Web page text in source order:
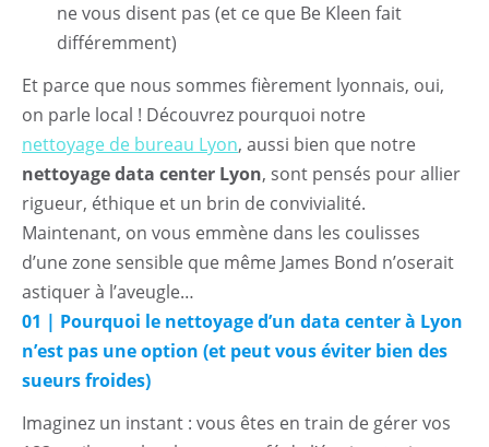
ne vous disent pas (et ce que Be Kleen fait
différemment)
Et parce que nous sommes fièrement lyonnais, oui,
on parle local ! Découvrez pourquoi notre
nettoyage de bureau Lyon, aussi bien que notre
nettoyage data center Lyon, sont pensés pour allier
rigueur, éthique et un brin de convivialité.
Maintenant, on vous emmène dans les coulisses
d’une zone sensible que même James Bond n’oserait
astiquer à l’aveugle…
01 | Pourquoi le nettoyage d’un data center à Lyon
n’est pas une option (et peut vous éviter bien des
sueurs froides)
Imaginez un instant : vous êtes en train de gérer vos